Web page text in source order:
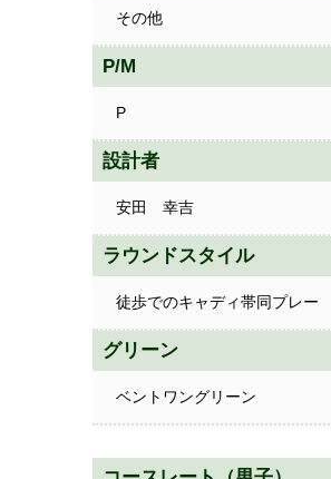
その他
P/M
P
設計者
安田 幸吉
ラウンドスタイル
徒歩でのキャディ帯同プレー
グリーン
ベントワングリーン